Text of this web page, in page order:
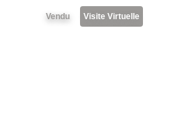
Vendu Visite Virtuelle